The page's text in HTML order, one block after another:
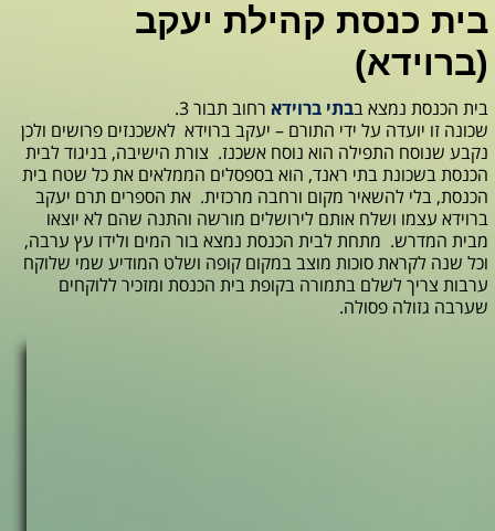
בית כנסת קהילת יעקב
(ברוידא)
בית הכנסת נמצא בבתי ברוידא רחוב תבור 3.
שכונה זו יועדה על ידי התורם – יעקב ברוידא לאשכנזים פרושים ולכן
נקבע שנוסח התפילה הוא נוסח אשכנז. צורת הישיבה, בניגוד לבית
הכנסת בשכונת בתי ראנד, הוא בספסלים הממלאים את כל שטח בית
הכנסת, בלי להשאיר מקום ורחבה מרכזית. את הספרים תרם יעקב
ברוידא עצמו ושלח אותם לירושלים מורשה והתנה שהם לא יוצאו
מבית המדרש. מתחת לבית הכנסת נמצא בור המים ולידו עץ ערבה,
וכל שנה לקראת סוכות מוצב במקום קופה ושלט המודיע שמי שלוקח
ערבות צריך לשלם בתמורה בקופת בית הכנסת ומזכיר ללוקחים
שערבה גזולה פסולה.